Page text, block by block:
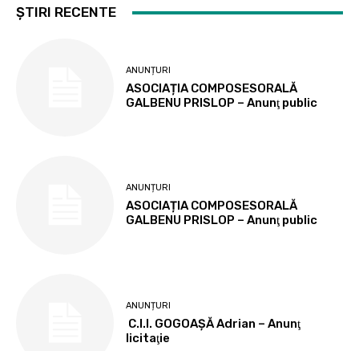
ȘTIRI RECENTE
ANUNȚURI
ASOCIAȚIA COMPOSESORALĂ
GALBENU PRISLOP – Anunţ public
ANUNȚURI
ASOCIAȚIA COMPOSESORALĂ
GALBENU PRISLOP – Anunţ public
ANUNȚURI
C.I.I. GOGOAŞĂ Adrian – Anunţ
licitaţie